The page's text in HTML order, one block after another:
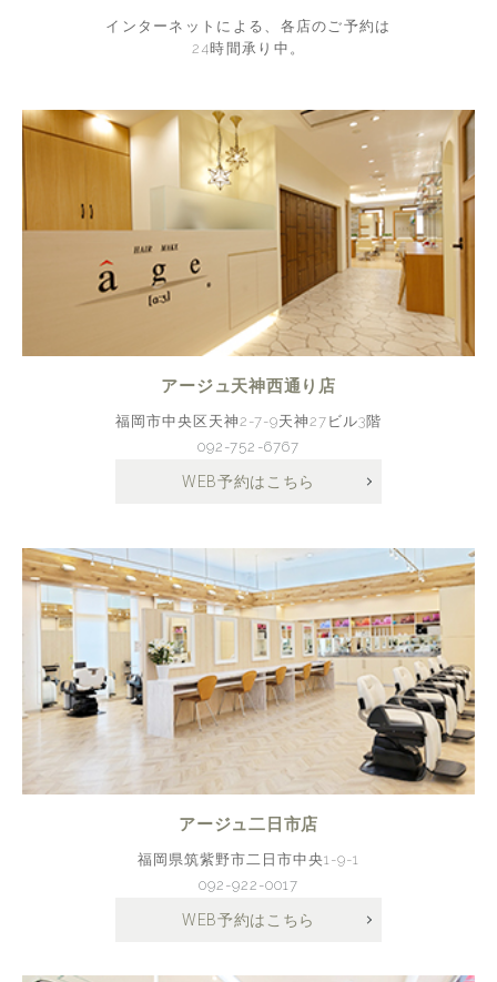
インターネットによる、各店のご予約は
24時間承り中。
アージュ天神西通り店
福岡市中央区天神2-7-9天神27ビル3階
092-752-6767
WEB予約はこちら
アージュ二日市店
福岡県筑紫野市二日市中央1-9-1
092-922-0017
WEB予約はこちら